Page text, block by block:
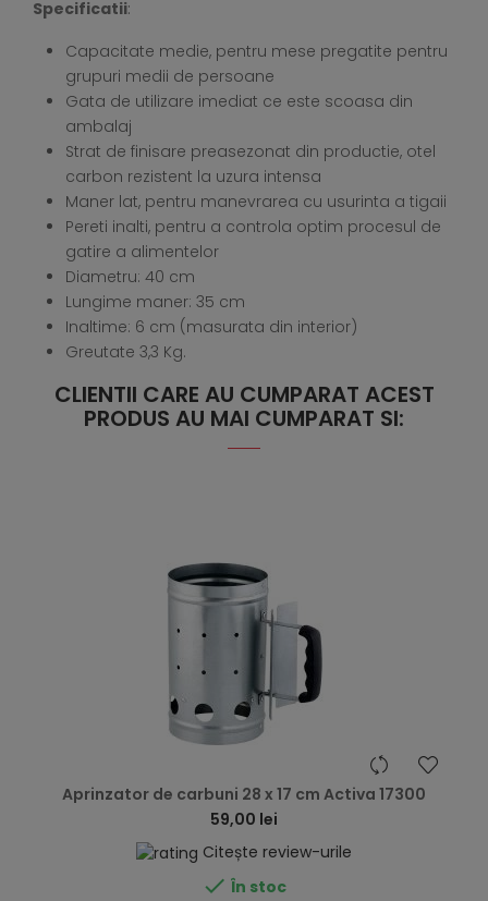
Specificatii:
Capacitate medie, pentru mese pregatite pentru
grupuri medii de persoane
Gata de utilizare imediat ce este scoasa din
ambalaj
Strat de finisare preasezonat din productie, otel
carbon rezistent la uzura intensa
Maner lat, pentru manevrarea cu usurinta a tigaii
Pereti inalti, pentru a controla optim procesul de
gatire a alimentelor
Diametru: 40 cm
Lungime maner: 35 cm
Inaltime: 6 cm (masurata din interior)
Greutate 3,3 Kg.
CLIENTII CARE AU CUMPARAT ACEST
PRODUS AU MAI CUMPARAT SI:
Aprinzator de carbuni 28 x 17 cm Activa 17300
59,00 lei
Citește review-urile
 În stoc